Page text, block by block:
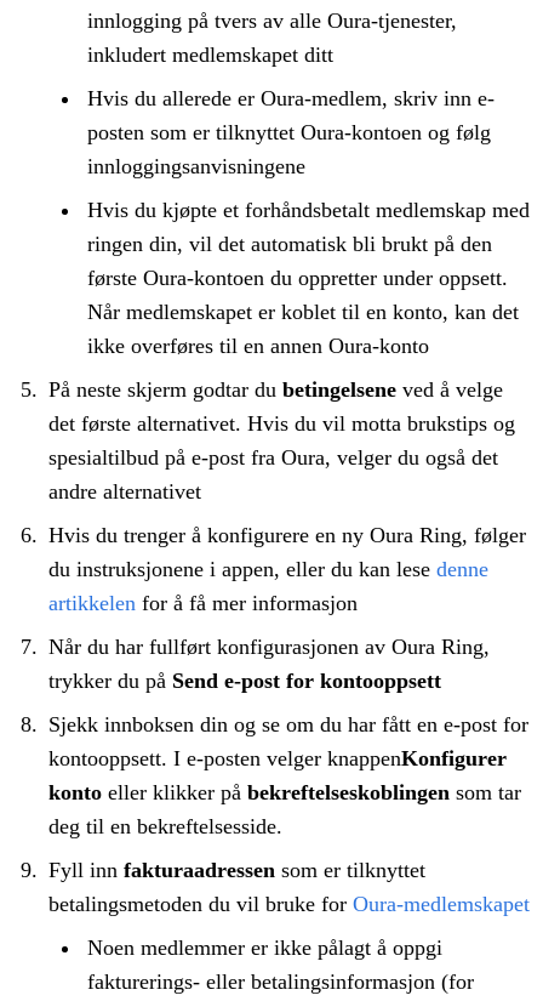
innlogging på tvers av alle Oura-tjenester,
inkludert medlemskapet ditt
Hvis du allerede er Oura-medlem, skriv inn e-
posten som er tilknyttet Oura-kontoen og følg
innloggingsanvisningene
Hvis du kjøpte et forhåndsbetalt medlemskap med
ringen din, vil det automatisk bli brukt på den
første Oura-kontoen du oppretter under oppsett.
Når medlemskapet er koblet til en konto, kan det
ikke overføres til en annen Oura-konto
På neste skjerm godtar du betingelsene ved å velge
det første alternativet. Hvis du vil motta brukstips og
spesialtilbud på e-post fra Oura, velger du også det
andre alternativet
Hvis du trenger å konfigurere en ny Oura Ring, følger
du instruksjonene i appen, eller du kan lese denne
artikkelen for å få mer informasjon
Når du har fullført konfigurasjonen av Oura Ring,
trykker du på Send e-post for kontooppsett
Sjekk innboksen din og se om du har fått en e-post for
kontooppsett. I e-posten velger knappenKonfigurer
konto eller klikker på bekreftelseskoblingen som tar
deg til en bekreftelsesside.
Fyll inn fakturaadressen som er tilknyttet
betalingsmetoden du vil bruke for Oura-medlemskapet
Noen medlemmer er ikke pålagt å oppgi
fakturerings- eller betalingsinformasjon (for